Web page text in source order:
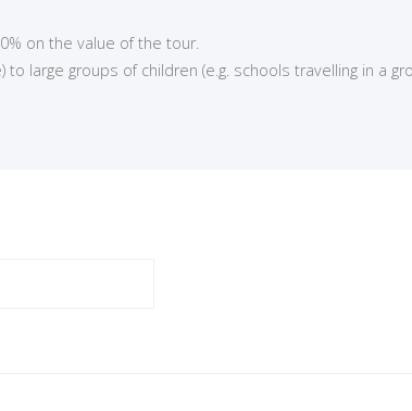
on the value of the tour.
large groups of children (e.g. schools travelling in a